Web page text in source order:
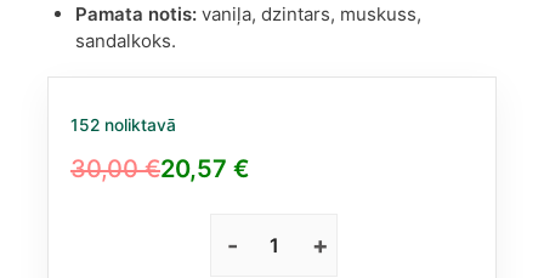
Pamata notis:vaniļa, dzintars, muskuss,
sandalkoks.
152 noliktavā
30,00€
Original
20,57 €
Current
Mango